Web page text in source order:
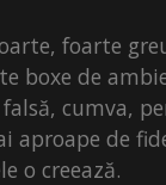
foarte
boxe de
cumva,
aproape de
o creează.